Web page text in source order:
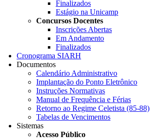
Finalizados
Estágio na Unicamp
Concursos Docentes
Inscrições Abertas
Em Andamento
Finalizados
Cronograma SIARH
Documentos
Calendário Administrativo
Implantação do Ponto Eletrônico
Instruções Normativas
Manual de Frequência e Férias
Retorno ao Regime Celetista (85-88)
Tabelas de Vencimentos
Sistemas
Acesso Público